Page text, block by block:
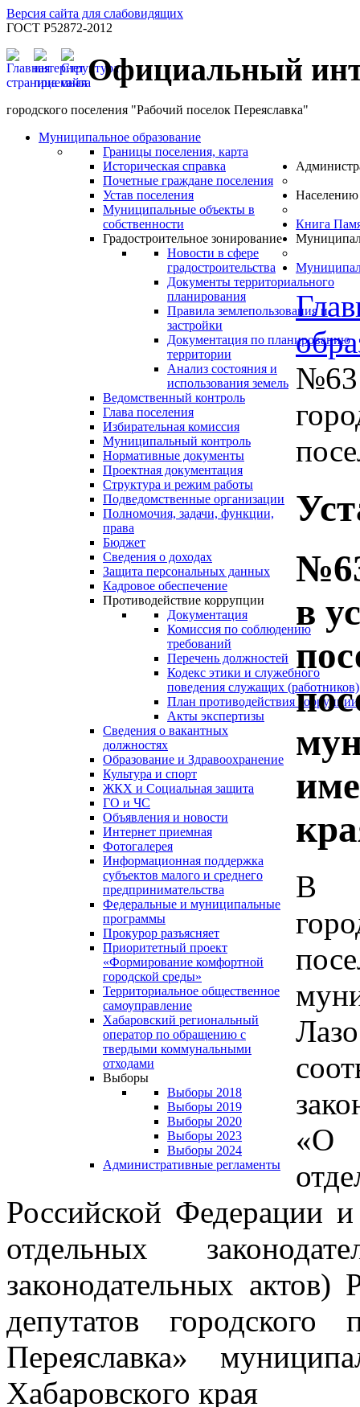
Версия сайта для слабовидящих
ГОСТ Р52872-2012
Официальный
городского поселения "Рабочий поселок Переяславка"
Муниципальное образование
Границы поселения, карта
Историческая справка
Почетные граждане поселения
Устав поселения
Муниципальные объекты в
собственности
Градостроительное зонирование
Новости в сфере
градостроительства
Документы территориального
планирования
Правила землепользования и
застройки
Документация по планированию
территории
Анализ состояния и
использования земель
Ведомственный контроль
Глава поселения
Избирательная комиссия
Муниципальный контроль
Нормативные документы
Проектная документация
Структура и режим работы
Подведомственные организации
Полномочия, задачи, функции,
права
Бюджет
Сведения о доходах
Защита персональных данных
Кадровое обеспечение
Противодействие коррупции
Документация
Комиссия по соблюдению
требований
Перечень должностей
Кодекс этики и служебного
поведения служащих (работников)
План противодействия коррупции
Акты экспертизы
Сведения о вакантных
должностях
Населению
Образование и Здравоохранение
Культура и спорт
ЖКХ и Социальная защита
ГО и ЧС
Объявления и новости
Интернет приемная
Фотогалерея
Информационная поддержка
субъектов малого и среднего
предпринимательства
Федеральные и муниципальные
программы
Прокурор разъясняет
Приоритетный проект
«Формирование комфортной
городской среды»
Территориальное общественное
самоуправление
Хабаровский региональный
оператор по обращению с
твердыми коммунальными
отходами
Выборы
Выборы 2018
Выборы 2019
Выборы 2020
Выборы 2023
Выборы 2024
Книга
Административные регламенты
№63
в
В
«О
Российской Федерации
отдельных
законодательных
депутатов городского
Переяславка»
Хабаровского края